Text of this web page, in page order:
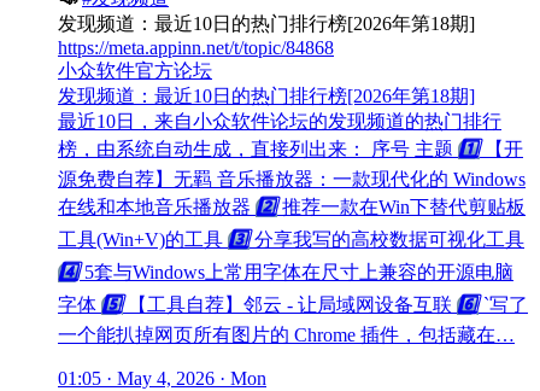
发现频道：最近10日的热门排行榜[2026年第18期]
https://meta.appinn.net/t/topic/84868
小众软件官方论坛
发现频道：最近10日的热门排行榜[2026年第18期]
最近10日，来自小众软件论坛的发现频道的热门排行
榜，由系统自动生成，直接列出来： 序号 主题 1️⃣【开
源免费自荐】无羁 音乐播放器：一款现代化的 Windows
在线和本地音乐播放器 2️⃣推荐一款在Win下替代剪贴板
工具(Win+V)的工具 3️⃣分享我写的高校数据可视化工具
4️⃣5套与Windows上常用字体在尺寸上兼容的开源电脑
字体 5️⃣【工具自荐】邻云 - 让局域网设备互联 6️⃣`写了
一个能扒掉网页所有图片的 Chrome 插件，包括藏在…
01:05 · May 4, 2026 · Mon